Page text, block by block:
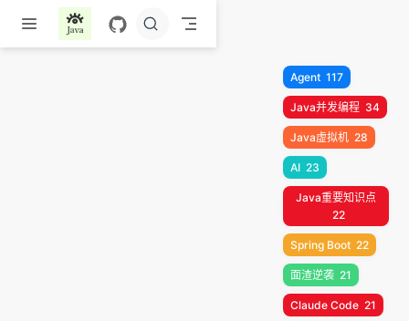
跳至主要內容
Agent 117
Java并发编程 34
Java虚拟机 28
AI 23
Java重要知识点
22
Spring Boot 22
面渣逆袭 21
Claude Code 21